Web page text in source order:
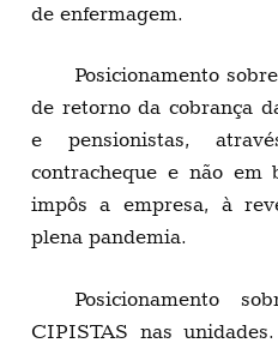
de enfermagem.
Posicionamento
de retorno da cobrança
e pensionistas,
contracheque e não em
impôs a empresa, à
plena pandemia.
Posicionamento
CIPISTAS nas